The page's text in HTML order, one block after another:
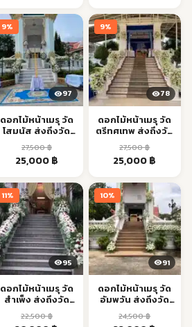
was:
23,500 ฿.
is:
20,000 ฿.
was:
52,500 ฿.
is:
50,000
9%
97
ดอกไม้หน้าเมรุ วัด
โสมนัส ส่งถึงวัด
กรุงเทพฯ | Aorest
27,500฿
Original
was:
27,500 ฿.
25,000฿Current
is:
25,000 ฿.
9%
78
ดอกไม้หน้าเมรุ วัด
ตรีทศเทพ ส่งถึงวัด
กรุงเทพฯ | Aorest
27,500฿
Original
was:
27,500 ฿.
25,000฿
25,000
11%
95
ดอกไม้หน้าเมรุ วัด
สำเพ็ง ส่งถึงวัด
กรุงเทพฯ | Aorest
22,500฿
10%
91
ดอกไม้หน้าเมรุ วัด
อัมพวัน ส่งถึงวัด
กรุงเทพฯ | Aorest
24,500฿